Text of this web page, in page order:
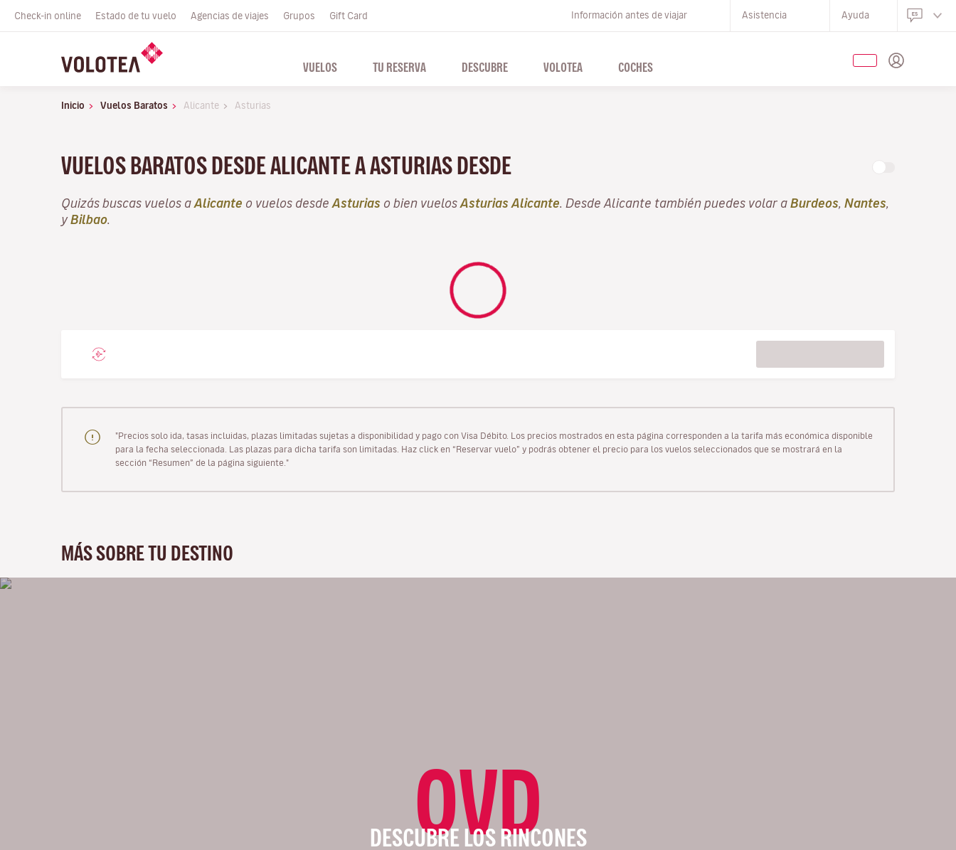
Check-in online Estado de tu vuelo Agencias de viajes Grupos Gift Card Información antes de viajar Asistencia Ayuda
VUELOS TU RESERVA DESCUBRE VOLOTEA COCHES
Inicio Vuelos Baratos Alicante Asturias
VUELOS BARATOS DESDE ALICANTE A ASTURIAS DESDE
Quizás buscas vuelos a Alicante o vuelos desde Asturias o bien vuelos Asturias Alicante . Desde Alicante también puedes volar a Burdeos Nantes
yBilbao
"Precios solo ida, tasas incluidas, plazas limitadas sujetas a disponibilidad y pago con Visa Débito. Los precios mostrados en esta página corresponden a la tarifa más económica disponible
para la fecha seleccionada. Las plazas para dicha tarifa son limitadas. Haz click en “Reservar vuelo” y podrás obtener el precio para los vuelos seleccionados que se mostrará en la
sección “Resumen” de la página siguiente."
MÁS SOBRE TU DESTINO
OVD
DESCUBRE LOS RINCONES